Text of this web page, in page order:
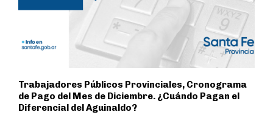
Trabajadores Públicos Provinciales, Cronograma
de Pago del Mes de Diciembre. ¿Cuándo Pagan el
Diferencial del Aguinaldo?